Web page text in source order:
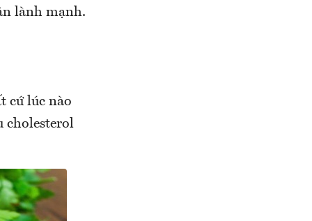
lành mạnh.
cứ lúc nào
cholesterol